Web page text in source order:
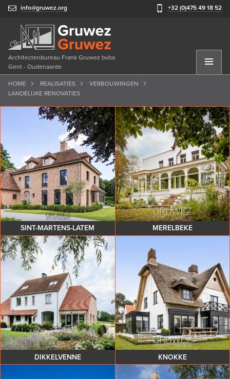
info@gruwez.org +32 (0)475 49 18 52
Architectenbureau Frank Gruwez bvba
Gent - Oudenaarde
HOME REALISATIES
VERBOUWINGEN
LANDELIJKE RENOVATIES
SINT-MARTENS-LATEM MERELBEKE
DIKKELVENNE KNOKKE